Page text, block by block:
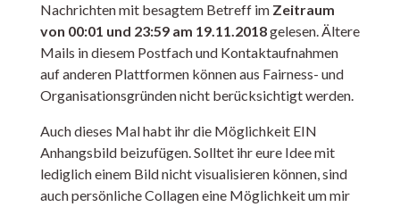
Nachrichten mit besagtem Betreff im Zeitraum
von 00:01 und 23:59 am 19.11.2018gelesen. Ältere
Mails in diesem Postfach und Kontaktaufnahmen
auf anderen Plattformen können aus Fairness- und
Organisationsgründen nicht berücksichtigt werden.
Auch dieses Mal habt ihr die Möglichkeit EIN
Anhangsbild beizufügen. Solltet ihr eure Idee mit
lediglich einem Bild nicht visualisieren können, sind
auch persönliche Collagen eine Möglichkeit um mir